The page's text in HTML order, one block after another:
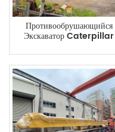
Противообрушающийся
Экскаватор Caterpillar